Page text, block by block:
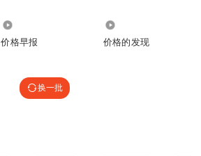
价格早报 价格的发现
换一批